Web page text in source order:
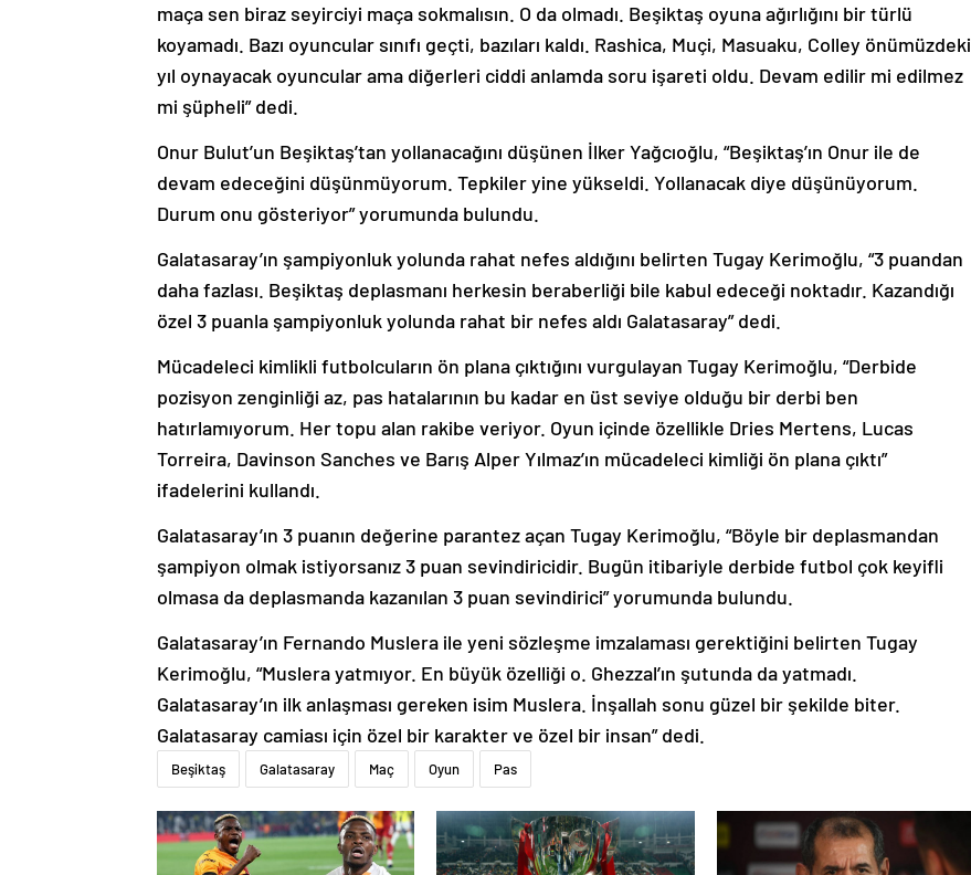
maça sen biraz seyirciyi maça sokmalısın. O da olmadı. Beşiktaş oyuna ağırlığını bir türlü
koyamadı. Bazı oyuncular sınıfı geçti, bazıları kaldı. Rashica, Muçi, Masuaku, Colley önümüzdeki
yıl oynayacak oyuncular ama diğerleri ciddi anlamda soru işareti oldu. Devam edilir mi edilmez
mi şüpheli” dedi.
Onur Bulut’un Beşiktaş’tan yollanacağını düşünen İlker Yağcıoğlu, “Beşiktaş’ın Onur ile de
devam edeceğini düşünmüyorum. Tepkiler yine yükseldi. Yollanacak diye düşünüyorum.
Durum onu gösteriyor” yorumunda bulundu.
Galatasaray’ın şampiyonluk yolunda rahat nefes aldığını belirten Tugay Kerimoğlu, “3 puandan
daha fazlası. Beşiktaş deplasmanı herkesin beraberliği bile kabul edeceği noktadır. Kazandığı
özel 3 puanla şampiyonluk yolunda rahat bir nefes aldı Galatasaray” dedi.
Mücadeleci kimlikli futbolcuların ön plana çıktığını vurgulayan Tugay Kerimoğlu, “Derbide
pozisyon zenginliği az, pas hatalarının bu kadar en üst seviye olduğu bir derbi ben
hatırlamıyorum. Her topu alan rakibe veriyor. Oyun içinde özellikle Dries Mertens, Lucas
Torreira, Davinson Sanches ve Barış Alper Yılmaz’ın mücadeleci kimliği ön plana çıktı”
ifadelerini kullandı.
Galatasaray’ın 3 puanın değerine parantez açan Tugay Kerimoğlu, “Böyle bir deplasmandan
şampiyon olmak istiyorsanız 3 puan sevindiricidir. Bugün itibariyle derbide futbol çok keyifli
olmasa da deplasmanda kazanılan 3 puan sevindirici” yorumunda bulundu.
Galatasaray’ın Fernando Muslera ile yeni sözleşme imzalaması gerektiğini belirten Tugay
Kerimoğlu, “Muslera yatmıyor. En büyük özelliği o. Ghezzal’ın şutunda da yatmadı.
Galatasaray’ın ilk anlaşması gereken isim Muslera. İnşallah sonu güzel bir şekilde biter.
Galatasaray camiası için özel bir karakter ve özel bir insan” dedi.
Beşiktaş Galatasaray Maç Oyun Pas